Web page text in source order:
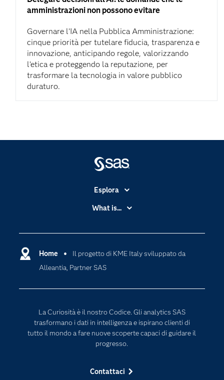
amministrazioni non possono evitare
Governare l’IA nella Pubblica Amministrazione:
cinque priorità per tutelare fiducia, trasparenza e
innovazione, anticipando regole, valorizzando
l’etica e proteggendo la reputazione, per
trasformare la tecnologia in valore pubblico
duraturo.
Home
Il progetto di KME Italy sviluppato da
Alleantia, Partner SAS
La Curiosità è il nostro Codice. Gli analytics SAS
trasformano i dati in intelligenza e ispirano clienti di
tutto il mondo a fare nuove scoperte capaci di guidare il
progresso.
Contattaci
Esplora
Community
Documentazione
Per i Docenti
La nostra azienda
My SAS
Opportunità di lavoro
What is...
Data Science
Generative AI
Intelligenza Artificiale